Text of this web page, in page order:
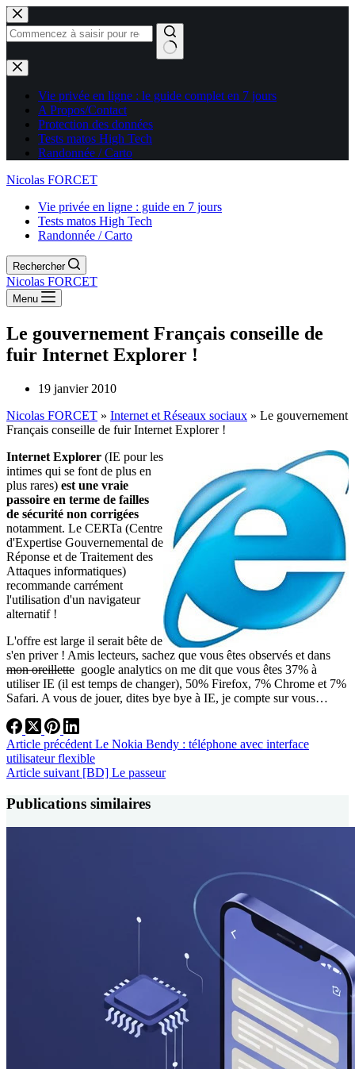
Aucun
résultat
Vie privée en ligne : le guide complet en 7 jours
A Propos/Contact
Protection des données
Tests matos High Tech
Randonnée / Carto
Nicolas FORCET
Vie privée en ligne : guide en 7 jours
Tests matos High Tech
Randonnée / Carto
Rechercher
Nicolas FORCET
Menu
Le gouvernement Français conseille de
fuir Internet Explorer !
19 janvier 2010
Nicolas FORCET » Internet et Réseaux sociaux » Le gouvernement
Français conseille de fuir Internet Explorer !
Internet Explorer (IE pour les
intimes qui se font de plus en
plus rares) est une vraie
passoire en terme de failles
de sécurité non corrigées
notamment. Le CERTa (Centre
d'Expertise Gouvernemental de
Réponse et de Traitement des
Attaques informatiques)
recommande carrément
l'utilisation d'un navigateur
alternatif !
L'offre est large il serait bête de
s'en priver ! Amis lecteurs, sachez que vous êtes observés et dans
mon oreillette google analytics on me dit que vous êtes 37% à
utiliser IE (il est temps de changer), 50% Firefox, 7% Chrome et 7%
Safari. A vous de jouer, dites bye bye à IE, je compte sur vous…
Article précédent Le Nokia Bendy : téléphone avec interface
utilisateur flexible
Article suivant [BD] Le passeur
Publications similaires